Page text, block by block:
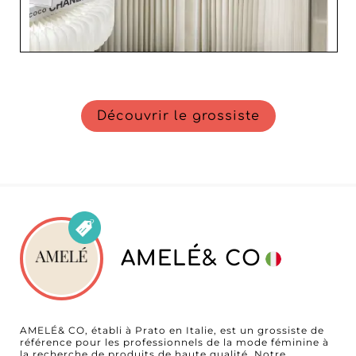
Découvrir le grossiste
AMELÉ& CO
AMELÉ& CO, établi à Prato en Italie, est un grossiste de
référence pour les professionnels de la mode féminine à